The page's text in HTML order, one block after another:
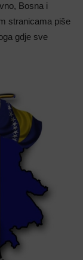
Bosna i
stranicama piše
gdje sve